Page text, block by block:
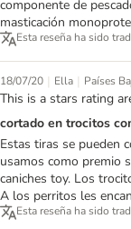
componente de
masticación
Esta reseña ha sido
18/07/20 | Ella | Países
This is a stars rating
cortado en trocitos
Estas tiras se pueden
usamos como premio
caniches toy. Los
A los perritos les
Esta reseña ha sido